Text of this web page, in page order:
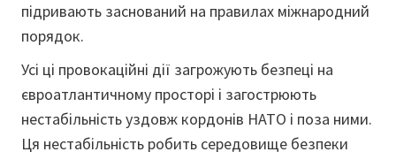
підривають заснований на правилах міжнародний
порядок.
Усі ці провокаційні дії загрожують безпеці на
євроатлантичному просторі і загострюють
нестабільність уздовж кордонів НАТО і поза ними.
Ця нестабільність робить середовище безпеки